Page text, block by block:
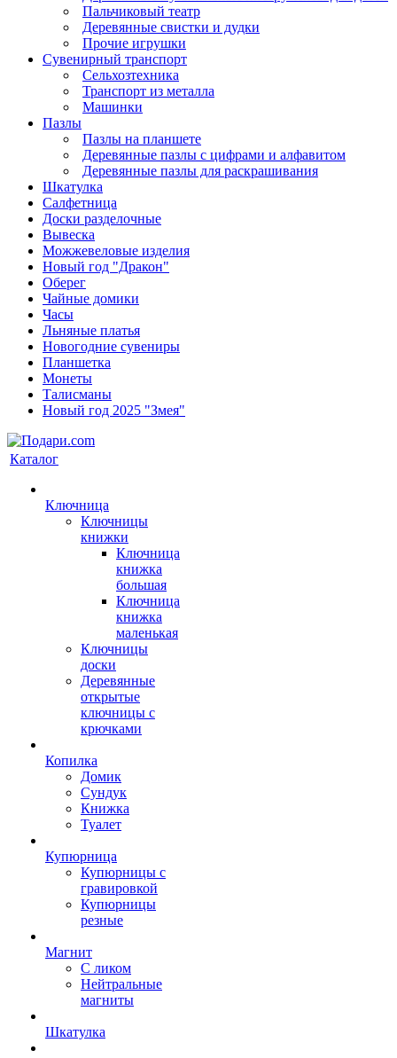
Пальчиковый театр
Деревянные свистки и дудки
Прочие игрушки
Сувенирный транспорт
Сельхозтехника
Транспорт из металла
Машинки
Пазлы
Пазлы на планшете
Деревянные пазлы с цифрами и алфавитом
Деревянные пазлы для раскрашивания
Шкатулка
Салфетница
Доски разделочные
Вывеска
Можжевеловые изделия
Новый год "Дракон"
Оберег
Чайные домики
Часы
Льняные платья
Новогодние сувениры
Планшетка
Монеты
Талисманы
Новый год 2025 "Змея"
Каталог
Ключница
Ключницы
книжки
Ключница
книжка
большая
Ключница
книжка
маленькая
Ключницы
доски
Деревянные
открытые
ключницы с
крючками
Копилка
Домик
Сундук
Книжка
Туалет
Купюрница
Купюрницы с
гравировкой
Купюрницы
резные
Магнит
С ликом
Нейтральные
магниты
Шкатулка